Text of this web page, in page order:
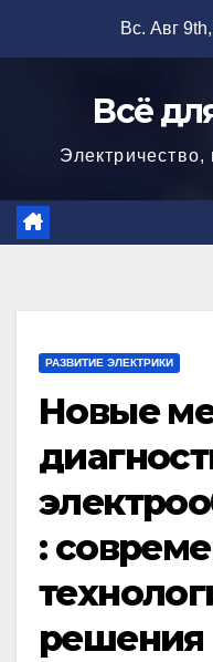
Вс. Авг
Всё
РАЗВИТИЕ ЭЛЕКТРИКИ
Новые
:
решения